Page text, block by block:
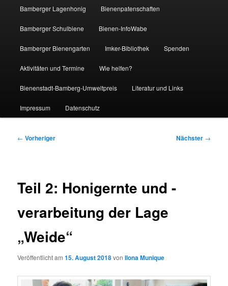
Bamberger Lagenhonig Bienenpatenschaften
Bamberger Schulbiene Bienen-InfoWabe
Bamberger Bienengarten Imker-Bibliothek Spenden
Aktivitäten und Termine Wie helfen?
Bienenstadt-Bamberg-Umweltpreis Literatur und Links
Impressum Datenschutz
Beitragsnavigation
← Vorheriger Nächster →
Teil 2: Honigernte und -
verarbeitung der Lage
„Weide“
Veröffentlicht am15. August 2018vonIlona Munique